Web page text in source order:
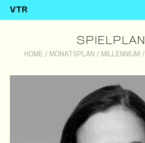
VTR
SPIELPLAN
HOME / MONATSPLAN / MILLENNIUM /